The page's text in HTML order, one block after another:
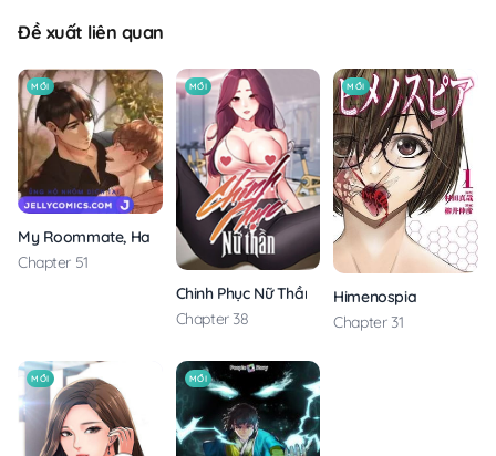
Đề xuất liên quan
MỚI
My Roommate, Handsome Senior
Chapter 51
MỚI
Chinh Phục Nữ Thần
Chapter 38
MỚI
Himenospia
Chapter 31
MỚI MỚI